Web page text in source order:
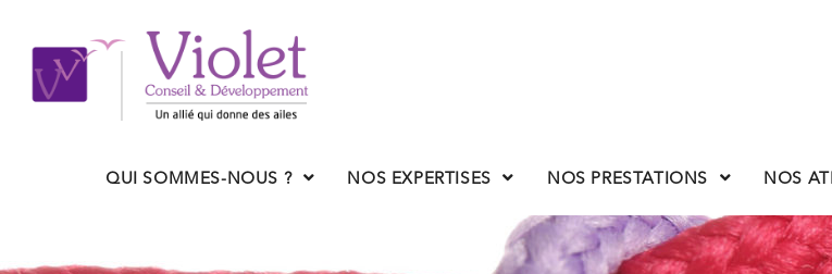
QUI SOMMES-NOUS ? NOS EXPERTISES NOS PRESTATIONS NOS